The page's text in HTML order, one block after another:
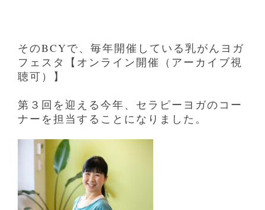
そのBCYで、毎年開催している乳がんヨガ
フェスタ【オンライン開催（アーカイブ視
聴可）】
第３回を迎える今年、セラピーヨガのコー
ナーを担当することになりました。